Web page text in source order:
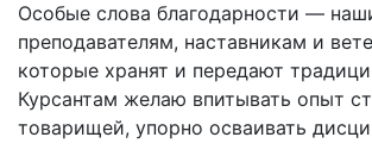
Особые слова благодарности —
преподавателям, наставникам и
которые хранят и передают
Курсантам желаю впитывать опыт
товарищей, упорно осваивать